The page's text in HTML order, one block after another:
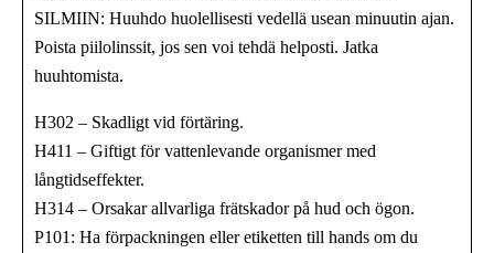
SILMIIN: Huuhdo huolellisesti vedellä usean minuutin ajan.
Poista piilolinssit, jos sen voi tehdä helposti. Jatka
huuhtomista.
H302 – Skadligt vid förtäring.
H411 – Giftigt för vattenlevande organismer med
långtidseffekter.
H314 – Orsakar allvarliga frätskador på hud och ögon.
P101: Ha förpackningen eller etiketten till hands om du